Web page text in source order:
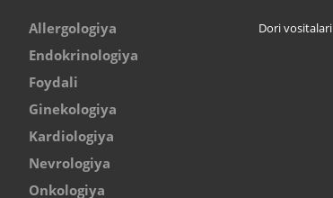
Allergologiya
Endokrinologiya
Foydali
Ginekologiya
Kardiologiya
Nevrologiya
Onkologiya
Dori vositalari